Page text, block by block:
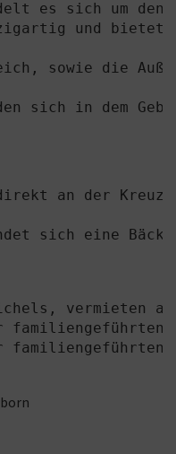
es sich um den
und
sowie die
sich in dem
an der
sich eine
vermieten
familiengeführten
familiengeführten